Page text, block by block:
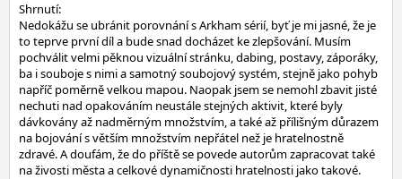
Shrnutí:
Nedokážu se ubránit porovnání s Arkham sérií, byť je mi jasné, že je
to teprve první díl a bude snad docházet ke zlepšování. Musím
pochválit velmi pěknou vizuální stránku, dabing, postavy, záporáky,
ba i souboje s nimi a samotný soubojový systém, stejně jako pohyb
napříč poměrně velkou mapou. Naopak jsem se nemohl zbavit jisté
nechuti nad opakováním neustále stejných aktivit, které byly
dávkovány až nadměrným množstvím, a také až přílišným důrazem
na bojování s větším množstvím nepřátel než je hratelnostně
zdravé. A doufám, že do příště se povede autorům zapracovat také
na živosti města a celkové dynamičnosti hratelnosti jako takové.